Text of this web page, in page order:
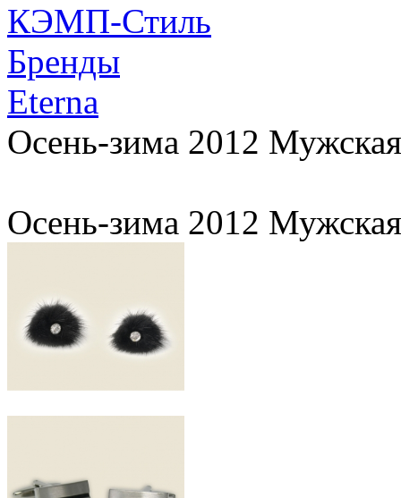
КЭМП-Стиль
Бренды
Eterna
Осень-зима 2012
Осень-зима 2012